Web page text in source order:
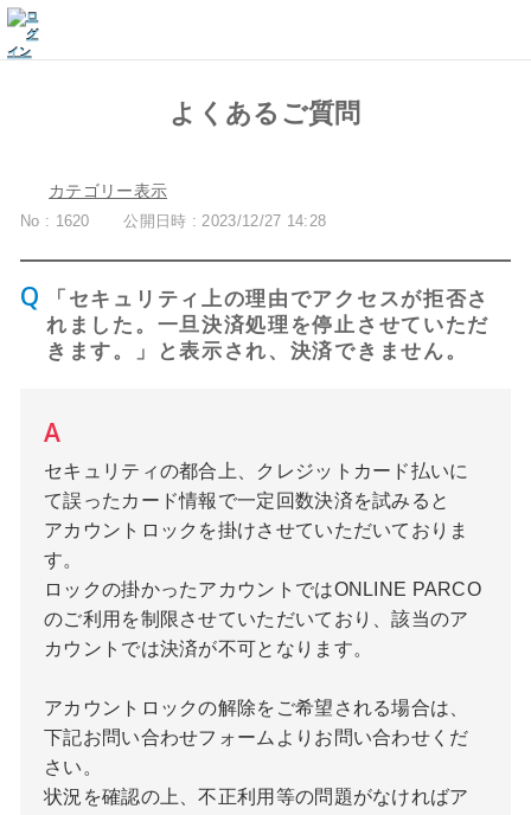
よくあるご質問
カテゴリー表示
No : 1620 公開日時 : 2023/12/27 14:28
「セキュリティ上の理由でアクセスが拒否さ
れました。一旦決済処理を停止させていただ
きます。」と表示され、決済できません。
セキュリティの都合上、クレジットカード払いに
て誤ったカード情報で一定回数決済を試みると
アカウントロックを掛けさせていただいておりま
す。
ロックの掛かったアカウントではONLINE PARCO
のご利用を制限させていただいており、該当のア
カウントでは決済が不可となります。
アカウントロックの解除をご希望される場合は、
下記お問い合わせフォームよりお問い合わせくだ
さい。
状況を確認の上、不正利用等の問題がなければア